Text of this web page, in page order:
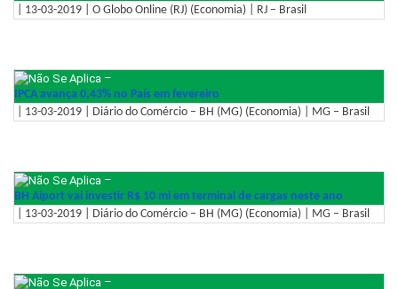
| 13-03-2019 | O Globo Online (RJ) (Economia) | RJ – Brasil
–
IPCA avança 0,43% no País em fevereiro
| 13-03-2019 | Diário do Comércio – BH (MG) (Economia) | MG – Brasil
–
BH Aiport vai investir R$ 10 mi em terminal de cargas neste ano
| 13-03-2019 | Diário do Comércio – BH (MG) (Economia) | MG – Brasil
–